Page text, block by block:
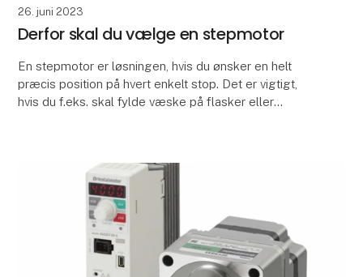
26. juni 2023
Derfor skal du vælge en stepmotor
En stepmotor er løsningen, hvis du ønsker en helt
præcis position på hvert enkelt stop. Det er vigtigt,
hvis du f.eks. skal fylde væske på flasker eller